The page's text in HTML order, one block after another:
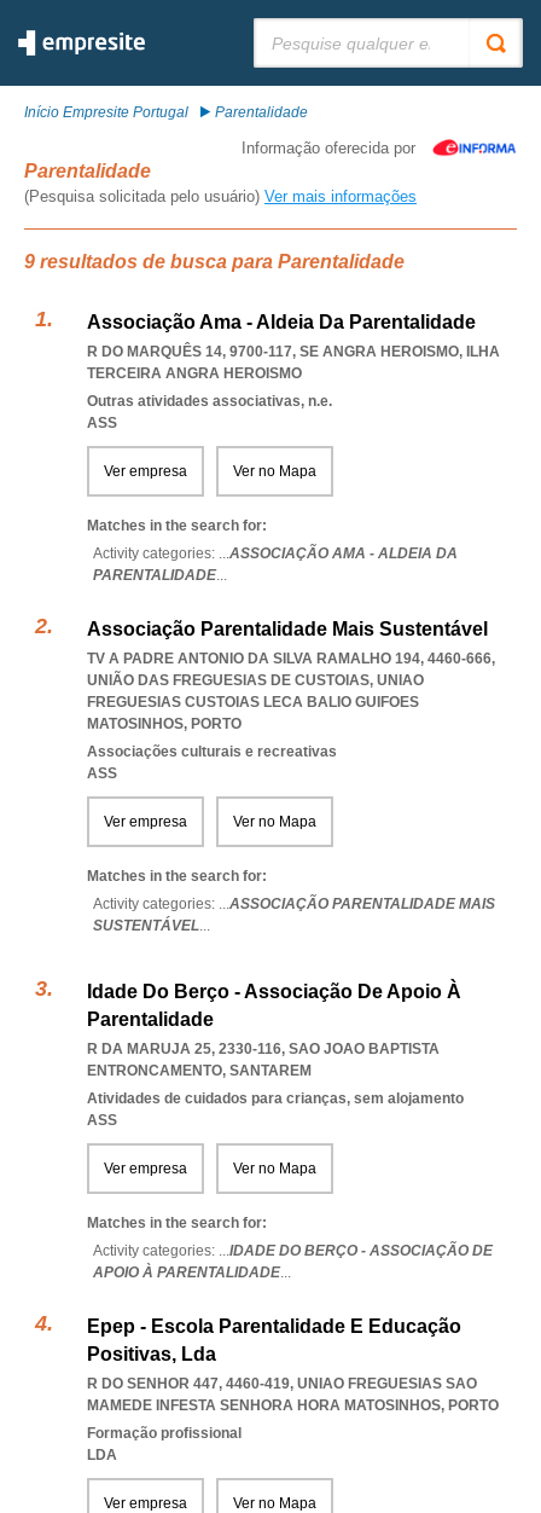
Início Empresite Portugal Parentalidade
Informação oferecida por
Parentalidade
(Pesquisa solicitada pelo usuário) Ver mais informações
9 resultados de busca para Parentalidade
Associação Ama - Aldeia Da Parentalidade
R DO MARQUÊS 14, 9700-117, SE ANGRA HEROISMO, ILHA
TERCEIRA ANGRA HEROISMO
Outras atividades associativas, n.e.
ASS
Ver empresa Ver no Mapa
Matches in the search for:
Activity categories: ...ASSOCIAÇÃO AMA - ALDEIA DA
PARENTALIDADE...
Associação Parentalidade Mais Sustentável
TV A PADRE ANTONIO DA SILVA RAMALHO 194, 4460-666,
UNIÃO DAS FREGUESIAS DE CUSTOIAS, UNIAO
FREGUESIAS CUSTOIAS LECA BALIO GUIFOES
MATOSINHOS, PORTO
Associações culturais e recreativas
ASS
Ver empresa Ver no Mapa
Matches in the search for:
Activity categories: ...ASSOCIAÇÃO PARENTALIDADE MAIS
SUSTENTÁVEL...
Idade Do Berço - Associação De Apoio À
Parentalidade
R DA MARUJA 25, 2330-116, SAO JOAO BAPTISTA
ENTRONCAMENTO, SANTAREM
Atividades de cuidados para crianças, sem alojamento
ASS
Ver empresa Ver no Mapa
Matches in the search for:
Activity categories: ...IDADE DO BERÇO - ASSOCIAÇÃO DE
APOIO À PARENTALIDADE...
Epep - Escola Parentalidade E Educação
Positivas, Lda
R DO SENHOR 447, 4460-419, UNIAO FREGUESIAS SAO
MAMEDE INFESTA SENHORA HORA MATOSINHOS, PORTO
Formação profissional
LDA
Ver empresa Ver no Mapa